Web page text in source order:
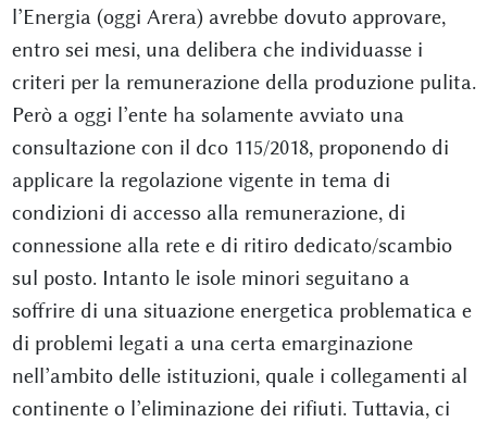
l’Energia (oggi Arera) avrebbe dovuto approvare,
entro sei mesi, una delibera che individuasse i
criteri per la remunerazione della produzione pulita.
Però a oggi l’ente ha solamente avviato una
consultazione con il dco 115/2018, proponendo di
applicare la regolazione vigente in tema di
condizioni di accesso alla remunerazione, di
connessione alla rete e di ritiro dedicato/scambio
sul posto. Intanto le isole minori seguitano a
soffrire di una situazione energetica problematica e
di problemi legati a una certa emarginazione
nell’ambito delle istituzioni, quale i collegamenti al
continente o l’eliminazione dei rifiuti. Tuttavia, ci